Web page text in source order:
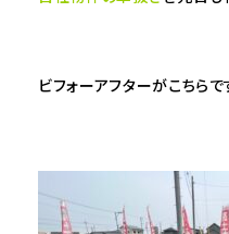
ビフォーアフターがこちらで